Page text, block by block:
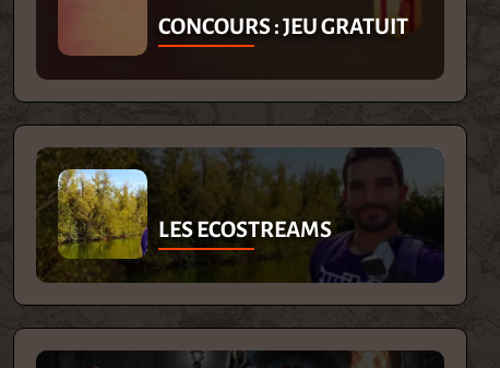
CONCOURS : JEU GRATUIT
LES ECOSTREAMS